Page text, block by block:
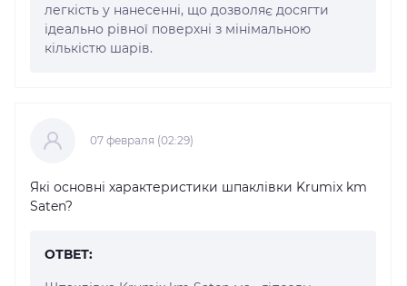
легкість у нанесенні, що дозволяє досягти
ідеально рівної поверхні з мінімальною
кількістю шарів.
07 февраля (02:29)
Які основні характеристики шпаклівки Krumix km
Saten?
ОТВЕТ: